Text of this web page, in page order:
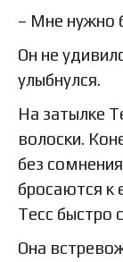
– Мне нужно
Он не
улыбнулся.
На затылке
волоски.
без
бросаются к
Тесс быстро
Она